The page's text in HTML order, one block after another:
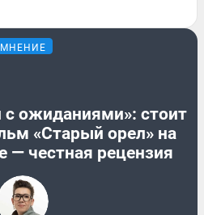
МНЕНИЕ
с ожиданиями»: стоит
«Старый орел» на
— честная рецензия